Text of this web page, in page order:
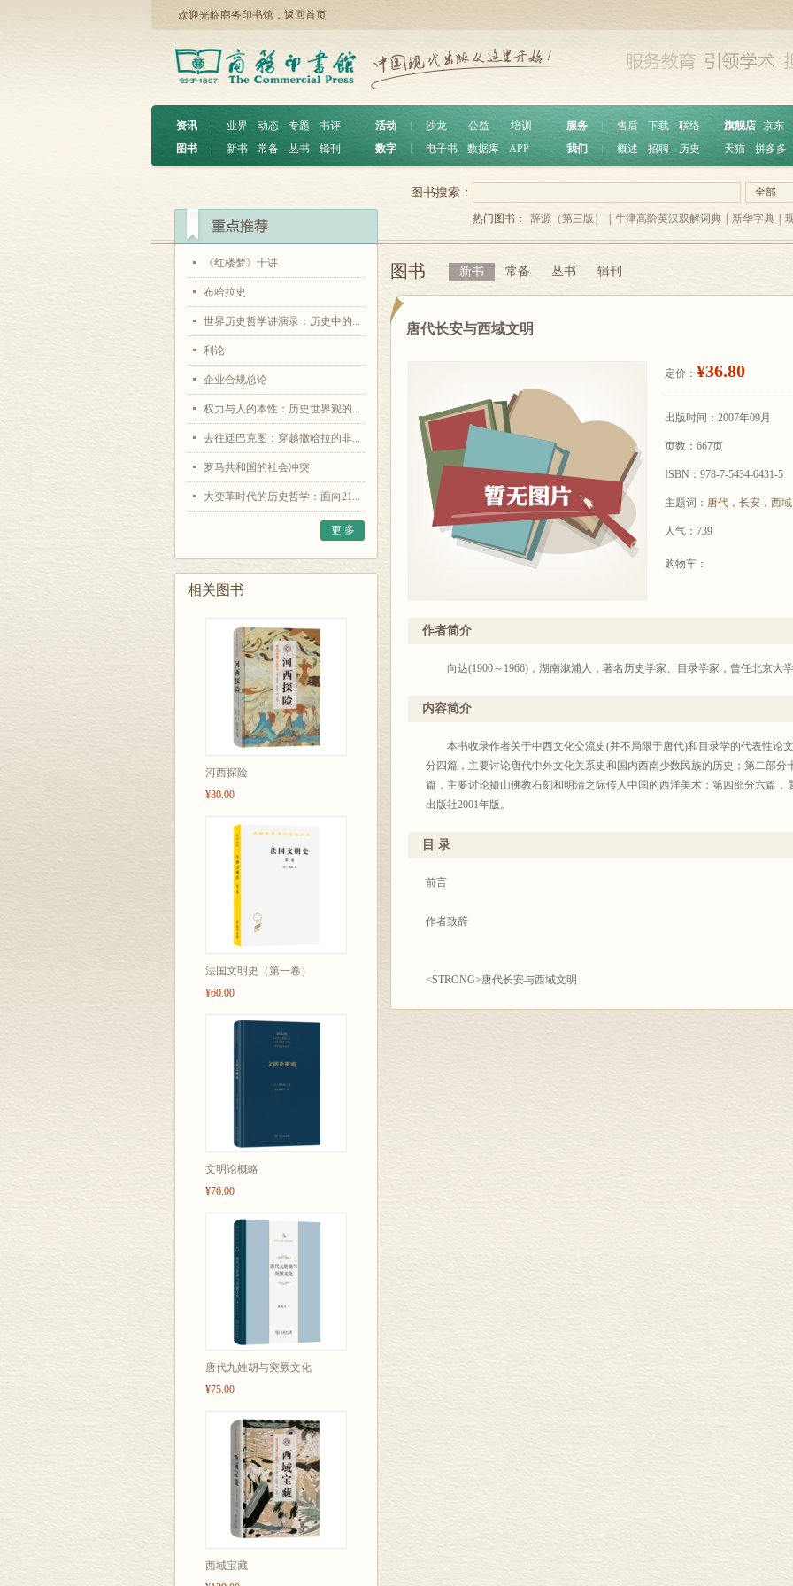
欢迎光临商务印书馆， 返回首页
资讯 ︱ 业界 动态 专题
书评
图书
︱ 新书 常备 丛书 辑刊
活动 沙龙 公益
培训
数字
电子书 数据库 APP
服务 ︱ 售后 下载
联络
我们
概述 招聘 历史
旗舰店 京东
天猫
拼多多
《红楼梦》十讲
布哈拉史
世界历史哲学讲演录：历史中的...
利论
企业合规总论
权力与人的本性：历史世界观的...
去往廷巴克图：穿越撒哈拉的非...
罗马共和国的社会冲突
大变革时代的历史哲学：面向21...
更 多
相关图书
河西探险
¥80.00
法国文明史（第一卷）
¥60.00
文明论概略
¥76.00
唐代九姓胡与突厥文化
¥75.00
西域宝藏
全部
图书搜索：
热门图书： 辞源（第三版） 牛津高阶英汉双解词典 新华字典
图书 新书 常备 丛书 辑刊
唐代长安与西域文明
定价： ¥36.80
出版时间：2007年09月
页数：667页
ISBN：978-7-5434-6431-5
主题词： 唐代 ， 长安 ， 西域
人气：739
购物车：
作者简介
向达(1900～1966)，湖南溆浦人，著名历史学家、目录学家，曾任北京大
内容简介
本书收录作者关于中西文化交流史(并不局限于唐代)和目录学的代表性论
分四篇，主要讨论唐代中外文化关系史和国内西南少数民族的历史；第二部
篇，主要讨论摄山佛教石刻和明清之际传人中国的西洋美术；第四部分六篇
出版社2001年版。
目 录
前言
作者致辞
<STRONG>唐代长安与西域文明